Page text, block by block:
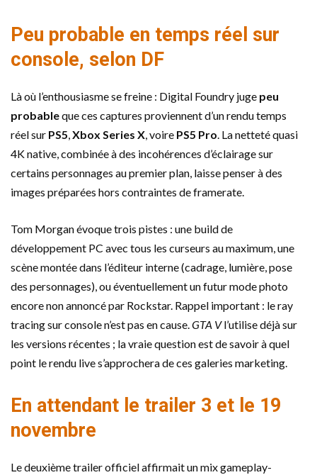
Peu probable en temps réel sur
console, selon DF
Là où l’enthousiasme se freine : Digital Foundry juge peu
probableque ces captures proviennent d’un rendu temps
réel sur PS5,Xbox Series X, voire PS5 Pro. La netteté quasi
4K native, combinée à des incohérences d’éclairage sur
certains personnages au premier plan, laisse penser à des
images préparées hors contraintes de framerate.
Tom Morgan évoque trois pistes : une build de
développement PC avec tous les curseurs au maximum, une
scène montée dans l’éditeur interne (cadrage, lumière, pose
des personnages), ou éventuellement un futur mode photo
encore non annoncé par Rockstar. Rappel important : le ray
tracing sur console n’est pas en cause.GTA Vl’utilise déjà sur
les versions récentes ; la vraie question est de savoir à quel
point le rendu live s’approchera de ces galeries marketing.
En attendant le trailer 3 et le 19
novembre
Le deuxième trailer officiel affirmait un mix gameplay-